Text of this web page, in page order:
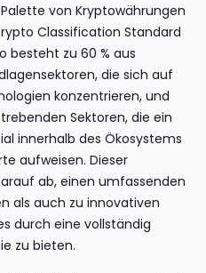
von Kryptowährungen
Classification Standard
besteht zu 60 % aus
die sich auf
konzentrieren, und
Sektoren, die ein
innerhalb des Ökosystems
aufweisen. Dieser
ab, einen umfassenden
als auch zu innovativen
durch eine vollständig
zu bieten.